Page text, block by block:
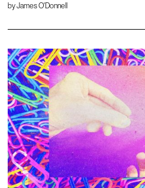
byJames O'Donnell